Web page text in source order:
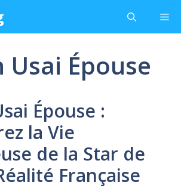
Usai Épouse
Épouse :
la Vie
de la Star de
Française